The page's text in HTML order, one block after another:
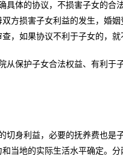
具体的协议，不损害子女的合
方损害子女利益的发生，婚
，如果协议不利于子女的，就
从保护子女合法权益、有利于
切身利益，必要的抚养费也是
当地的实际生活水平确定。分